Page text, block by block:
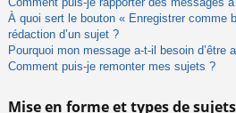
À quoi sert le bouton « Enregistrer comme
rédaction d’un sujet ?
Pourquoi mon message a-t-il besoin d’être
Comment puis-je remonter mes sujets ?
Mise en forme et types de sujets